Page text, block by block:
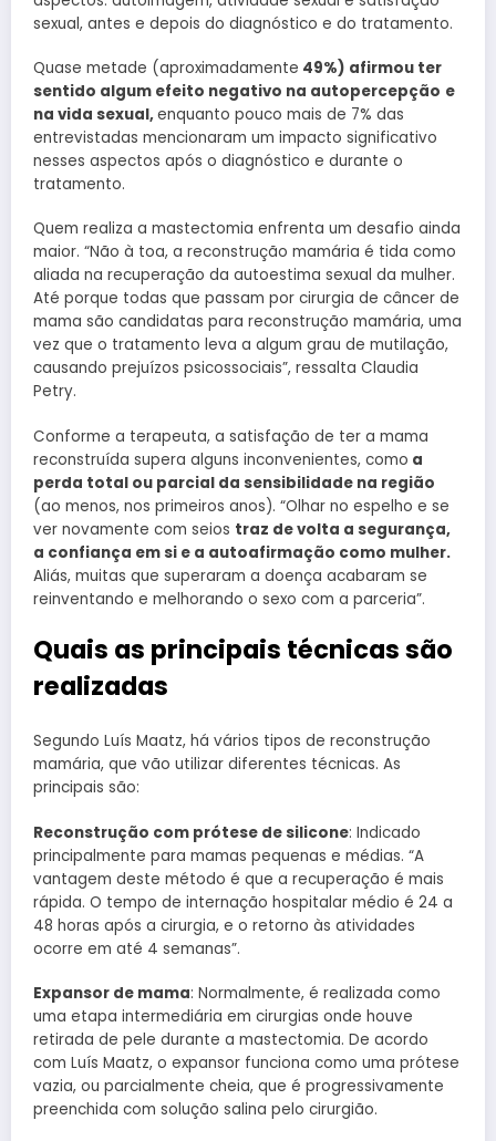
sexual, antes e depois do diagnóstico e do tratamento.
Quase metade (aproximadamente 49%) afirmou ter
sentido algum efeito negativo na autopercepção e
na vida sexual,enquanto pouco mais de 7% das
entrevistadas mencionaram um impacto significativo
nesses aspectos após o diagnóstico e durante o
tratamento.
Quem realiza a mastectomia enfrenta um desafio ainda
maior. “Não à toa, a reconstrução mamária é tida como
aliada na recuperação da autoestima sexual da mulher.
Até porque todas que passam por cirurgia de câncer de
mama são candidatas para reconstrução mamária, uma
vez que o tratamento leva a algum grau de mutilação,
causando prejuízos psicossociais”, ressalta Claudia
Petry.
Conforme a terapeuta, a satisfação de ter a mama
reconstruída supera alguns inconvenientes, como a
perda total ou parcial da sensibilidade na região
(ao menos, nos primeiros anos). “Olhar no espelho e se
ver novamente com seios traz de volta a segurança,
a confiança em si e a autoafirmação como mulher.
Aliás, muitas que superaram a doença acabaram se
reinventando e melhorando o sexo com a parceria”.
Quais as principais técnicas são
realizadas
Segundo Luís Maatz, há vários tipos de reconstrução
mamária, que vão utilizar diferentes técnicas. As
principais são:
Reconstrução com prótese de silicone: Indicado
principalmente para mamas pequenas e médias. “A
vantagem deste método é que a recuperação é mais
rápida. O tempo de internação hospitalar médio é 24 a
48 horas após a cirurgia, e o retorno às atividades
ocorre em até 4 semanas”.
Expansor de mama: Normalmente, é realizada como
uma etapa intermediária em cirurgias onde houve
retirada de pele durante a mastectomia. De acordo
com Luís Maatz, o expansor funciona como uma prótese
vazia, ou parcialmente cheia, que é progressivamente
preenchida com solução salina pelo cirurgião.